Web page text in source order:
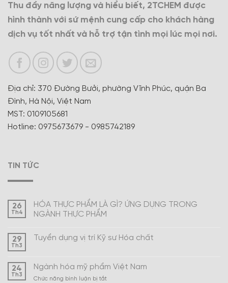
Thu đầy năng lượng và hiểu biết, 2TCHEM được
hình thành với sứ mệnh cung cấp cho khách hàng
dịch vụ tốt nhất và hỗ trợ tận tình mọi lúc mọi nơi.
Địa chỉ: 370 Đường Bưởi, phường Vĩnh Phúc, quận Ba
Đình, Hà Nội, Việt Nam
MST: 0109105681
Hotline: 0975673679 - 0985742189
TIN TỨC
26
Th4
HÓA THỰC PHẨM LÀ GÌ? ỨNG DỤNG TRONG
NGÀNH THỰC PHẨM
29
Th3
Tuyển dụng vị trí Kỹ sư Hóa chất
24
Th3
Ngành hóa mỹ phẩm Việt Nam
Chức năng bình luận bị tắtở